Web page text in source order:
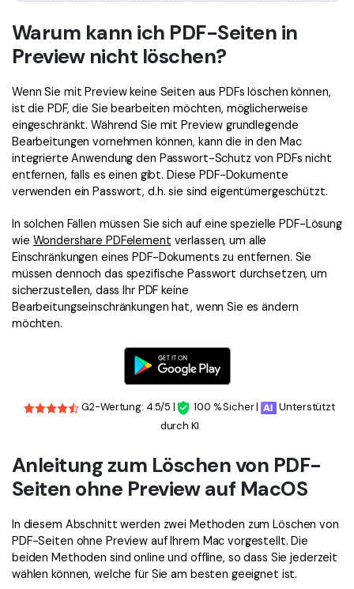
Warum kann ich PDF-Seiten in
Preview nicht löschen?
Wenn Sie mit Preview keine Seiten aus PDFs löschen können,
ist die PDF, die Sie bearbeiten möchten, möglicherweise
eingeschränkt. Während Sie mit Preview grundlegende
Bearbeitungen vornehmen können, kann die in den Mac
integrierte Anwendung den Passwort-Schutz von PDFs nicht
entfernen, falls es einen gibt. Diese PDF-Dokumente
verwenden ein Passwort, d.h. sie sind eigentümergeschützt.
In solchen Fällen müssen Sie sich auf eine spezielle PDF-Lösung
wie Wondershare PDFelement verlassen, um alle
Einschränkungen eines PDF-Dokuments zu entfernen. Sie
müssen dennoch das spezifische Passwort durchsetzen, um
sicherzustellen, dass Ihr PDF keine
Bearbeitungseinschränkungen hat, wenn Sie es ändern
möchten.
G2-Wertung: 4.5/5 | 100 % Sicher |
Unterstützt
durch KI
Anleitung zum Löschen von PDF-
Seiten ohne Preview auf MacOS
In diesem Abschnitt werden zwei Methoden zum Löschen von
PDF-Seiten ohne Preview auf Ihrem Mac vorgestellt. Die
beiden Methoden sind online und offline, so dass Sie jederzeit
wählen können, welche für Sie am besten geeignet ist.